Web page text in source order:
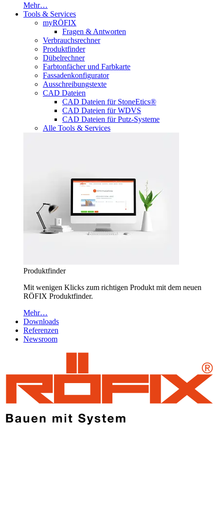
Mehr…
Tools & Services
myRÖFIX
Fragen & Antworten
Verbrauchsrechner
Produktfinder
Dübelrechner
Farbtonfächer und Farbkarte
Fassadenkonfigurator
Ausschreibungstexte
CAD Dateien
CAD Dateien für StoneEtics®
CAD Dateien für WDVS
CAD Dateien für Putz-Systeme
Alle Tools & Services
Produktfinder
Mit wenigen Klicks zum richtigen Produkt mit dem neuen
RÖFIX Produktfinder.
Mehr…
Downloads
Referenzen
Newsroom